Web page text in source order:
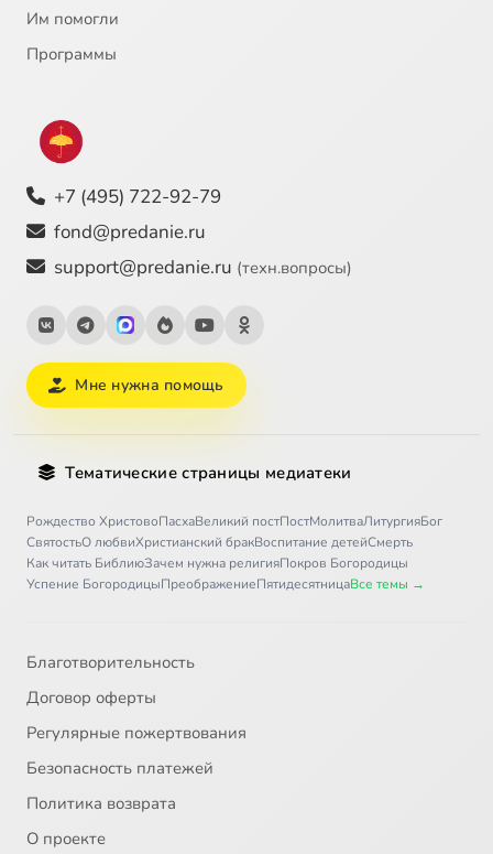
Им помогли
Программы
+7 (495) 722-92-79
fond@predanie.ru
support@predanie.ru (техн.вопросы)
Мне нужна помощь
Тематические страницы медиатеки
Рождество ХристовоПасхаВеликий постПостМолитваЛитургияБог
СвятостьО любвиХристианский бракВоспитание детейСмерть
Как читать БиблиюЗачем нужна религияПокров Богородицы
Успение БогородицыПреображениеПятидесятницаВсе темы →
Благотворительность
Договор оферты
Регулярные пожертвования
Безопасность платежей
Политика возврата
О проекте